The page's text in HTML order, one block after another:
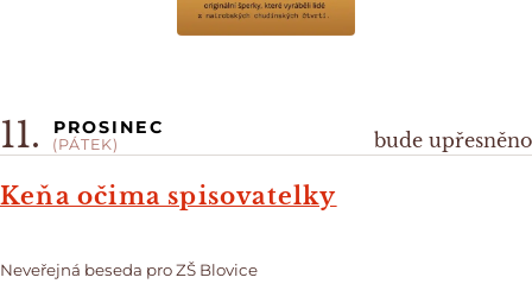
Keňa očima spisovatelky
11. PROSINEC
(PÁTEK) bude upřesněno
Neveřejná beseda pro ZŠ Blovice